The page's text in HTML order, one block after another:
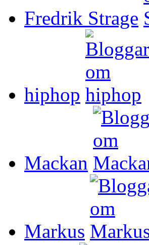
Fredrik Strage
hiphop
Mackan
Markus